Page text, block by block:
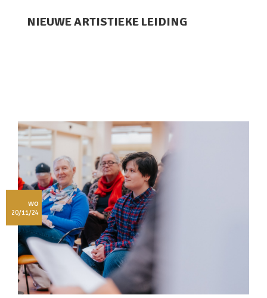
NIEUWE ARTISTIEKE LEIDING
wo
20/11/24